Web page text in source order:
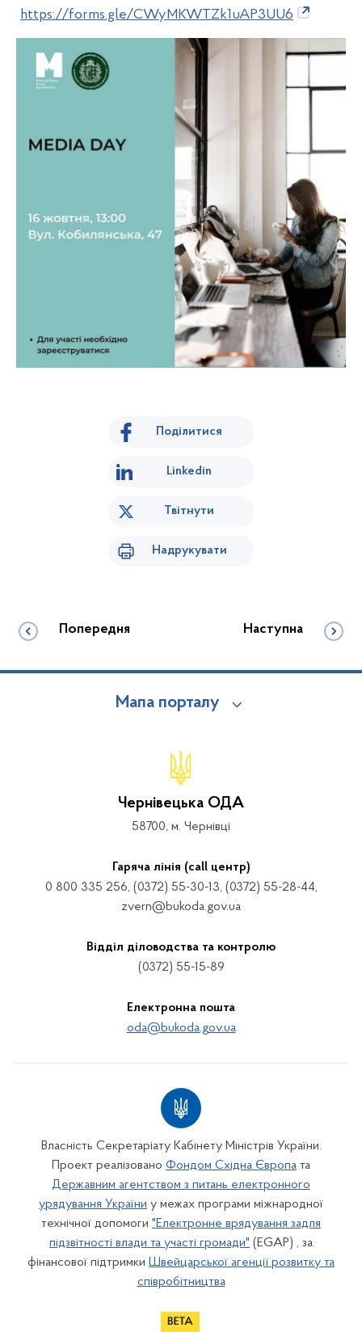
https://forms.gle/CWyMKWTZk1uAP3UU6
Поділитися
Linkedin
Твітнути
Надрукувати
Попередня Наступна
Мапа порталу
Чернівецька ОДА
58700, м. Чернівці
Гаряча лінія (call центр)
0 800 335 256, (0372) 55-30-13, (0372) 55-28-44,
zvern@bukoda.gov.ua
Відділ діловодства та контролю
(0372) 55-15-89
Електронна пошта
oda@bukoda.gov.ua
Власність Секретаріату Кабінету Міністрів України.
Проект реалізовано Фондом Східна Європа та
Державним агентством з питань електронного
урядування України у межах програми міжнародної
технічної допомоги "Електронне врядування задля
підзвітності влади та участі громади" (EGAP) , за
фінансової підтримки Швейцарської агенції розвитку та
співробітництва